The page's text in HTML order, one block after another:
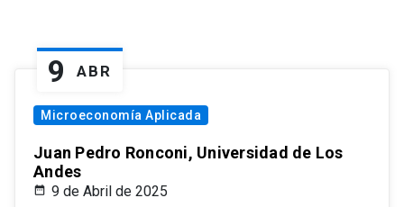
9 ABR
Microeconomía Aplicada
Juan Pedro Ronconi, Universidad de Los
Andes
9 de Abril de 2025